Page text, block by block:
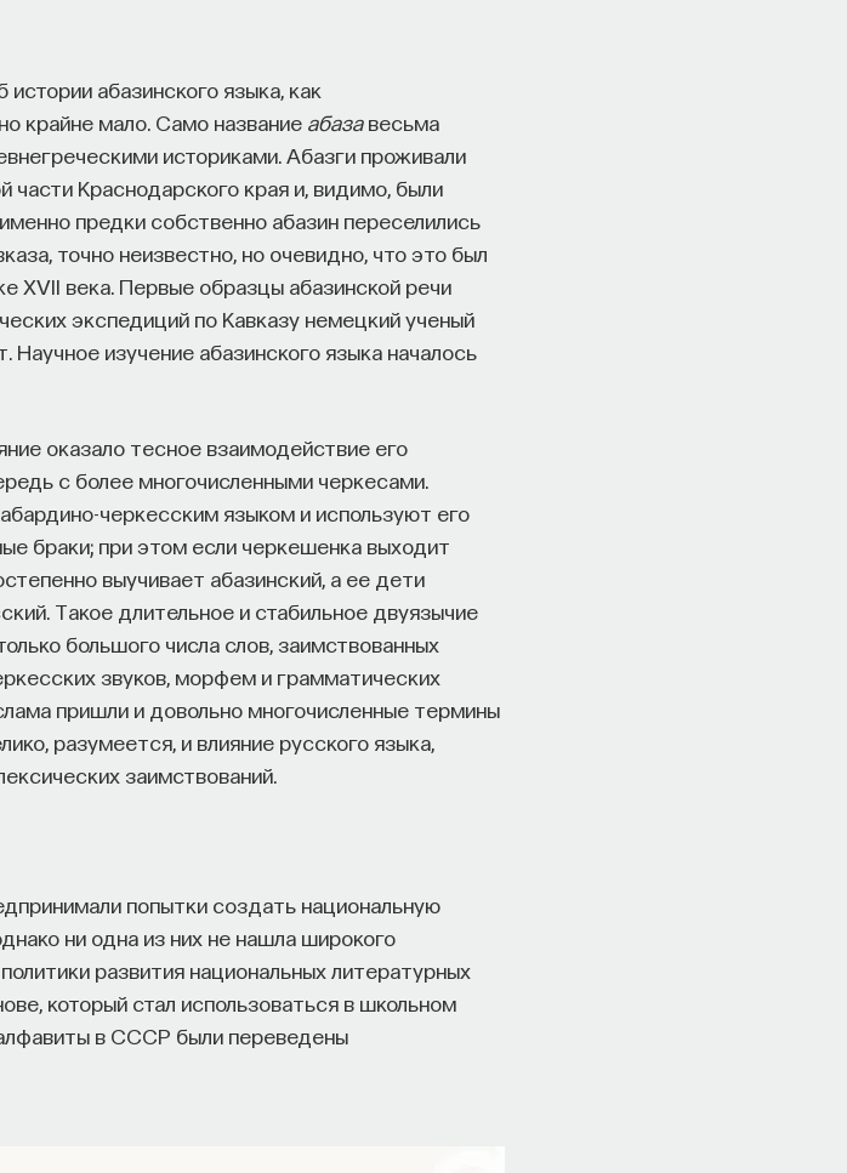
абазинского языка, как
крайне мало. Само название абазавесьма
историками. Абазги проживали
Краснодарского края и, видимо, были
предки собственно абазин переселились
точно неизвестно, но очевидно, что это был
XVII века. Первые образцы абазинской речи
экспедиций по Кавказу немецкий ученый
изучение абазинского языка началось
оказало тесное взаимодействие его
с более многочисленными черкесами.
черкесским языком и используют его
браки; при этом если черкешенка выходит
выучивает абазинский, а ее дети
Такое длительное и стабильное двуязычие
большого числа слов, заимствованных
звуков, морфем и грамматических
пришли и довольно многочисленные термины
разумеется, и влияние русского языка,
заимствований.
попытки создать национальную
ни одна из них не нашла широкого
развития национальных литературных
который стал использоваться в школьном
в СССР были переведены